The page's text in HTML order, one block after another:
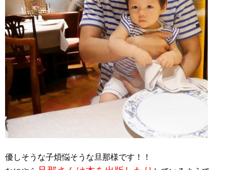
優しそうな子煩悩そうな旦那様です！！